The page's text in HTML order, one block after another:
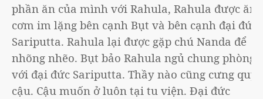
phần ăn của mình với Rahula, Rahula được ăn
cơm im lặng bên cạnh Bụt và bên cạnh đại đức
Sariputta. Rahula lại được gặp chú Nanda để
nhõng nhẽo. Bụt bảo Rahula ngủ chung phòng
với đại đức Sariputta. Thầy nào cũng cưng quý
cậu. Cậu muốn ở luôn tại tu viện. Đại đức